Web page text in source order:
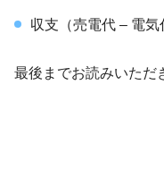
収支（売電代 – 電気
最後までお読みいただ